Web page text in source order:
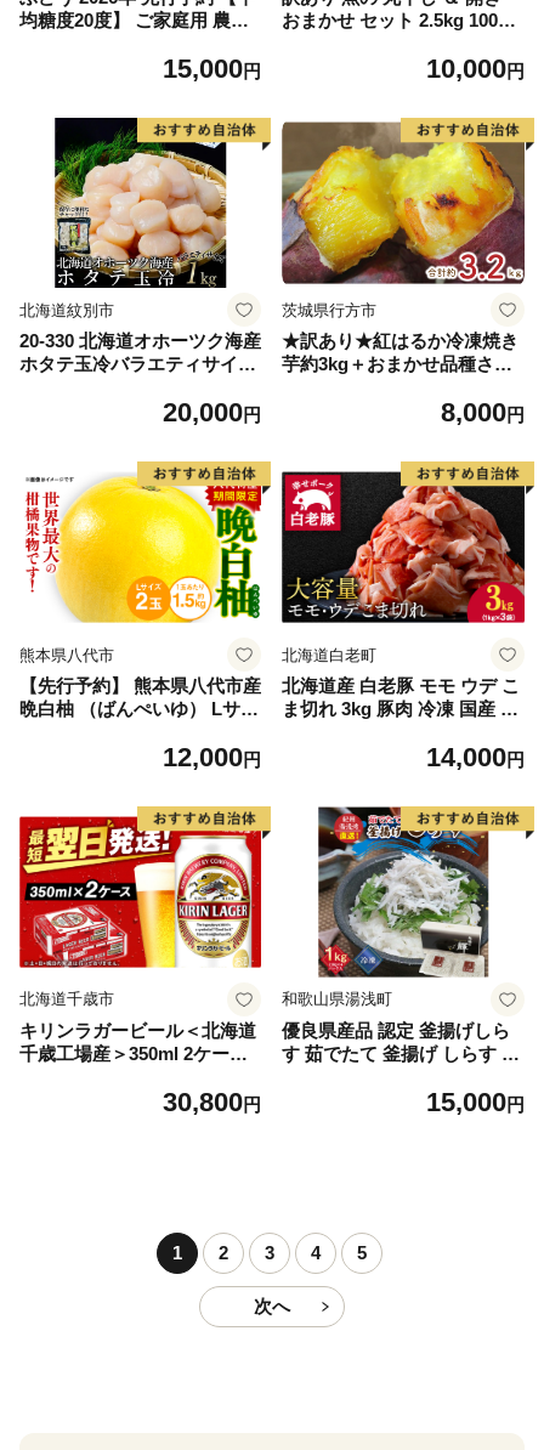
均糖度20度】 ご家庭用 農家
ット 2～3房 合計約1.2kg ブ
15,000円
おまかせ セット 2.5kg 10000
の ひらき 詰め合わせ 冷凍 丸
鰯 いわし イワシ 切り身 おつ
まみ おかず 惣菜 人気 珍味
グルメ 規格外 国産 新鮮 魚介
天然 乾き物 乾物 酒のあて 旬
季節 お中元 お歳暮 母の日 父
の日 武久海産 愛南町 愛媛県
10,000円
北海道紋別市
20-330 北海道オホーツク海産
ホタテ玉冷バラエティサイズ
20,000円
茨城県行方市
★訳あり★紅はるか冷凍焼き
芋約3kg＋おまかせ品種さつ
まいも サツマイモ さつま芋
茨城県 行方市(EY-25)
8,000円
熊本県八代市
【先行予約】 熊本県八代市産
晩白柚 （ばんぺいゆ） Lサイ
もの フルーツ おやつ 特産 熊
12,000円
北海道白老町
北海道産 白老豚 モモ ウデ こ
ま切れ 3kg 豚肉 冷凍 国産 ス
14,000円
北海道千歳市
キリンラガービール＜北海道
千歳工場産＞350ml 2ケース
30,800円
和歌山県湯浅町
優良県産品 認定 釜揚げしら
す 茹でたて 釜揚げ しらす 無
国産 海の幸 海鮮 魚介 紀州湯
15,000円
1 2 3 4 5
次へ